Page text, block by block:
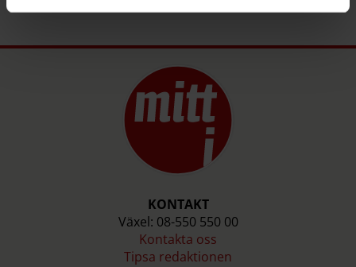
KONTAKT
Växel: 08-550 550 00
Kontakta oss
Tipsa redaktionen